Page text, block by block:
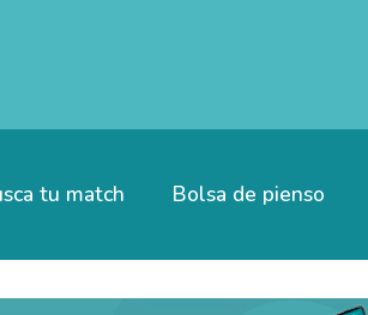
tu match Bolsa de pienso